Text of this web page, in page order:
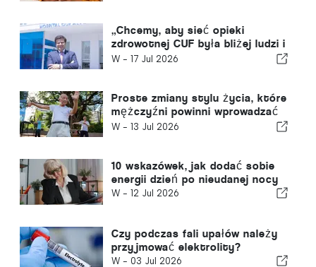
„Chcemy, aby sieć opieki
zdrowotnej CUF była bliżej ludzi i
społeczności, którym służymy”
W - 17 Jul 2026
Proste zmiany stylu życia, które
mężczyźni powinni wprowadzać
co dziesięć lat, według lekarza
W - 13 Jul 2026
10 wskazówek, jak dodać sobie
energii dzień po nieudanej nocy
W - 12 Jul 2026
Czy podczas fali upałów należy
przyjmować elektrolity?
W - 03 Jul 2026